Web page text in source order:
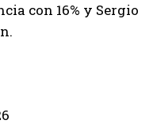
con 16% y Sergio